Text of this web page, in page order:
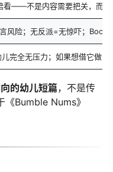
看——不是内容需要把关，而是
风险；无反派=无惊吓；
完全无压力；如果想借它做"
的幼儿短篇，不是传
Bumble Nums》